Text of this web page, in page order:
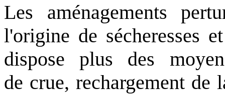
Les aménagements
l'origine de sécheresses
dispose plus des
de crue, rechargement de